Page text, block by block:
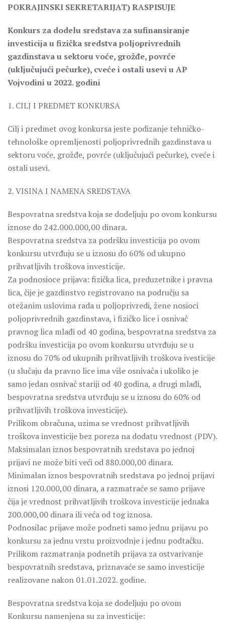
POKRAJINSKI SEKRETARIJAT) RASPISUJE
Konkurs za dodelu sredstava za sufinansiranje
investicija u fizička sredstva poljoprivrednih
gazdinstava u sektoru voće, grožđe, povrće
(uključujući pečurke), cveće i ostali usevi u AP
Vojvodini u 2022. godini
1. CILJ I PREDMET KONKURSA
Cilj i predmet ovog konkursa jeste podizanje tehničko-
tehnološke opremljenosti poljoprivrednih gazdinstava u
sektoru voće, grožđe, povrće (uključujući pečurke), cveće i
ostali usevi.
2. VISINA I NAMENA SREDSTAVA
Bespovratna sredstva koja se dodeljuju po ovom konkursu
iznose do 242.000.000,00 dinara.
Bespovratna sredstva za podršku investicija po ovom
konkursu utvrđuju se u iznosu do 60% od ukupno
prihvatljivih troškova investicije.
Za podnosioce prijava: fizička lica, preduzetnike i pravna
lica, čije je gazdinstvo registrovano na području sa
otežanim uslovima rada u poljoprivredi, žene nosioci
poljoprivrednih gazdinstava, i fizičko lice i osnivač
pravnog lica mlađi od 40 godina, bespovratna sredstva za
podršku investicija po ovom konkursu utvrđuju se u
iznosu do 70% od ukupnih prihvatljivih troškova ivesticije
(u slučaju da pravno lice ima više osnivača i ukoliko je
samo jedan osnivač stariji od 40 godina, a drugi mlađi,
bespovratna sredstva utvrđuju se u iznosu do 60% od
prihvatljivih troškova investicije).
Prilikom obračuna, uzima se vrednost prihvatljivih
troškova investicije bez poreza na dodatu vrednost (PDV).
Maksimalan iznos bespovratnih sredstava po jednoj
prijavi ne može biti veći od 880.000,00 dinara.
Minimalan iznos bespovratnih sredstava po jednoj prijavi
iznosi 120.000,00 dinara, a razmatraće se samo prijave
čija je vrednost prihvatljivih troškova investicije jednaka
200.000,00 dinara ili veća od tog iznosa.
Podnosilac prijave može podneti samo jednu prijavu po
konkursu za jednu vrstu proizvodnje i jednu podtačku.
Prilikom razmatranja podnetih prijava za ostvarivanje
bespovratnih sredstava, priznavaće se samo investicije
realizovane nakon 01.01.2022. godine.
Bespovratna sredstva koja se dodeljuju po ovom
Konkursu namenjena su za investicije: